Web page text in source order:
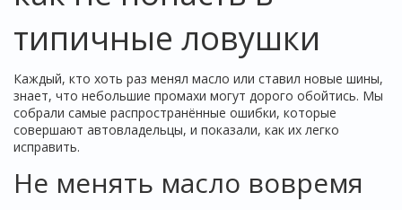
типичные ловушки
Каждый, кто хоть раз менял масло или ставил новые шины,
знает, что небольшие промахи могут дорого обойтись. Мы
собрали самые распространённые ошибки, которые
совершают автовладельцы, и показали, как их легко
исправить.
Не менять масло вовремя